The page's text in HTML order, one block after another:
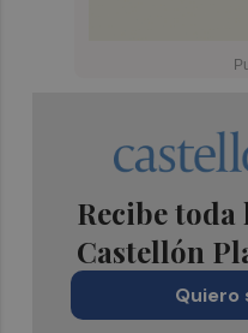
Recibe
Castellón
Quiero